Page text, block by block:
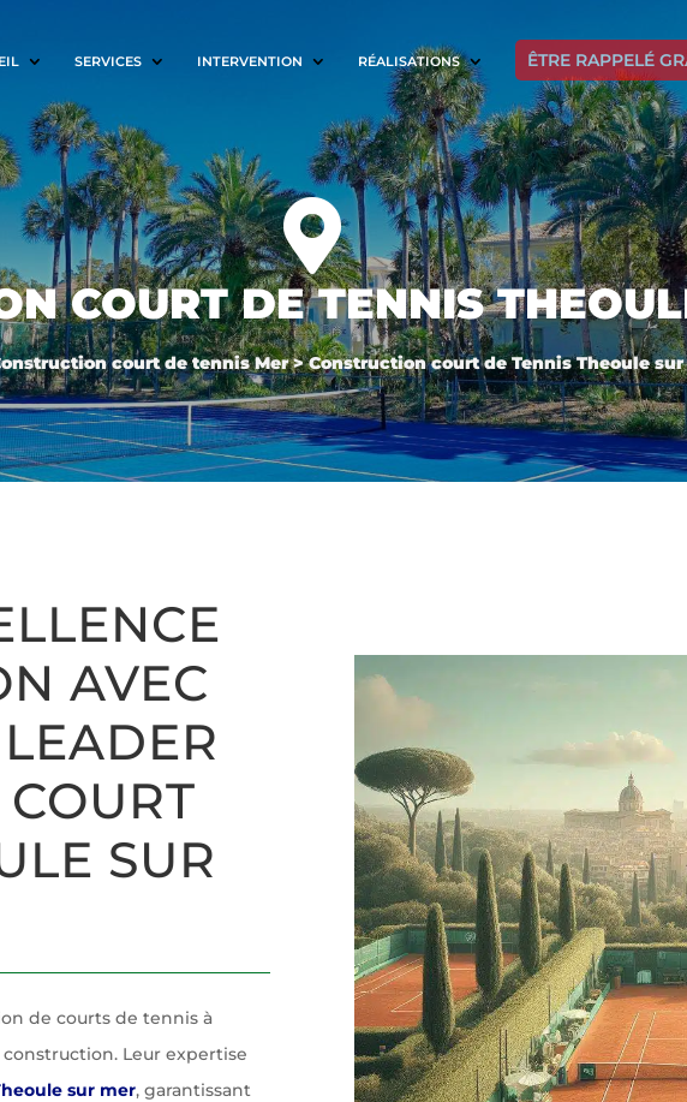
SERVICES INTERVENTION RÉALISATIONS ÊTRE RAPPELÉ

COURT DE TENNIS
court de tennis Mer > Construction court de Tennis Theoule
AVEC
SUR
de courts de tennis à
Leur expertise
sur mer, garantissant